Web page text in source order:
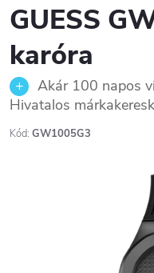
GUESS
karóra
Akár 100 napos
Hivatalos
Kód: GW1005G3